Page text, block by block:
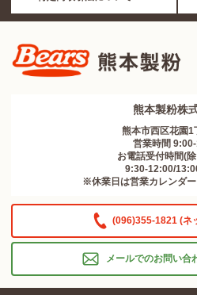
熊本製粉株
熊本市西区花園1
営業時間
お電話受付時間(
9:30-12:00/
※休業日は営業カレンダ
(096)355-1821 (ネ
メールでのお問い合